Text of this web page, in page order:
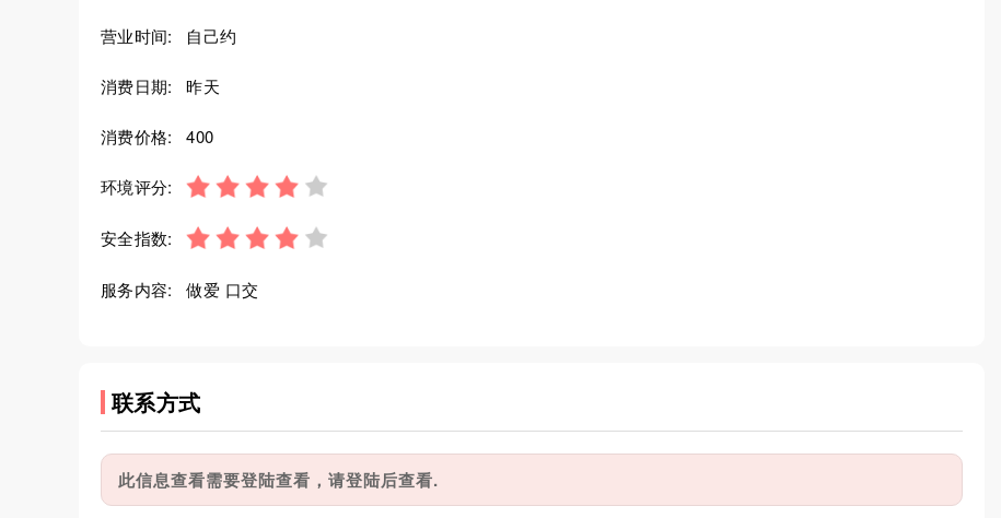
营业时间: 自己约
消费日期: 昨天
消费价格: 400
环境评分:
安全指数:
服务内容: 做爱 口交
联系方式
此信息查看需要登陆查看，请登陆后查看.